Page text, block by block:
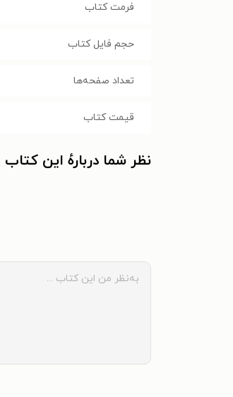
فرمت کتاب
حجم فایل کتاب
تعداد صفحه‌ها
قیمت کتاب
نظر شما دربارهٔ این کتاب